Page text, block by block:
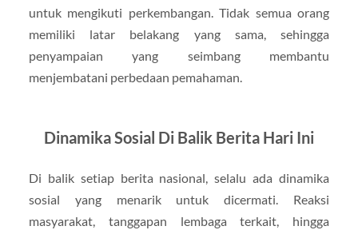
untuk mengikuti perkembangan. Tidak semua orang
memiliki latar belakang yang sama, sehingga
penyampaian yang seimbang membantu
menjembatani perbedaan pemahaman.
Dinamika Sosial Di Balik Berita Hari Ini
Di balik setiap berita nasional, selalu ada dinamika
sosial yang menarik untuk dicermati. Reaksi
masyarakat, tanggapan lembaga terkait, hingga